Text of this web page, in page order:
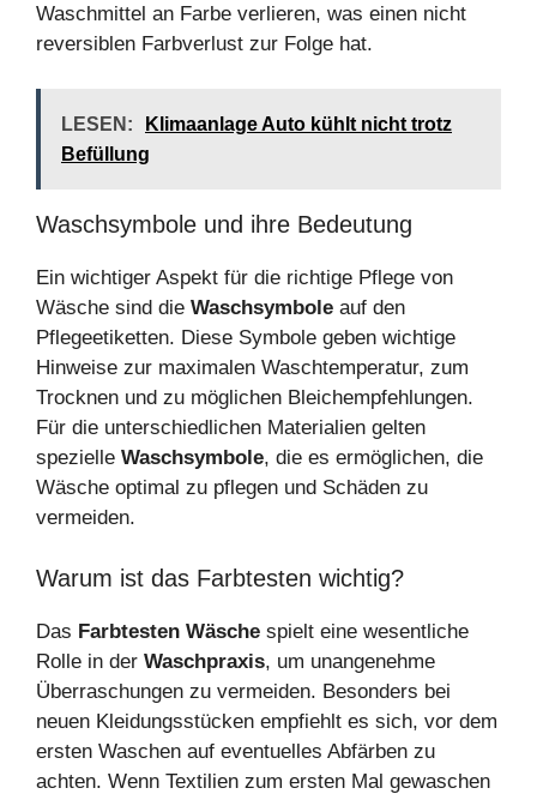
Waschmittel an Farbe verlieren, was einen nicht
reversiblen Farbverlust zur Folge hat.
LESEN:
Klimaanlage Auto kühlt nicht trotz
Befüllung
Waschsymbole und ihre Bedeutung
Ein wichtiger Aspekt für die richtige Pflege von
Wäsche sind die Waschsymbole auf den
Pflegeetiketten. Diese Symbole geben wichtige
Hinweise zur maximalen Waschtemperatur, zum
Trocknen und zu möglichen Bleichempfehlungen.
Für die unterschiedlichen Materialien gelten
spezielle Waschsymbole, die es ermöglichen, die
Wäsche optimal zu pflegen und Schäden zu
vermeiden.
Warum ist das Farbtesten wichtig?
Das Farbtesten Wäsche spielt eine wesentliche
Rolle in der Waschpraxis, um unangenehme
Überraschungen zu vermeiden. Besonders bei
neuen Kleidungsstücken empfiehlt es sich, vor dem
ersten Waschen auf eventuelles Abfärben zu
achten. Wenn Textilien zum ersten Mal gewaschen